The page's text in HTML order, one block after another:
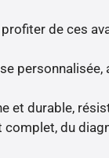
de ces
et durable,
complet, du